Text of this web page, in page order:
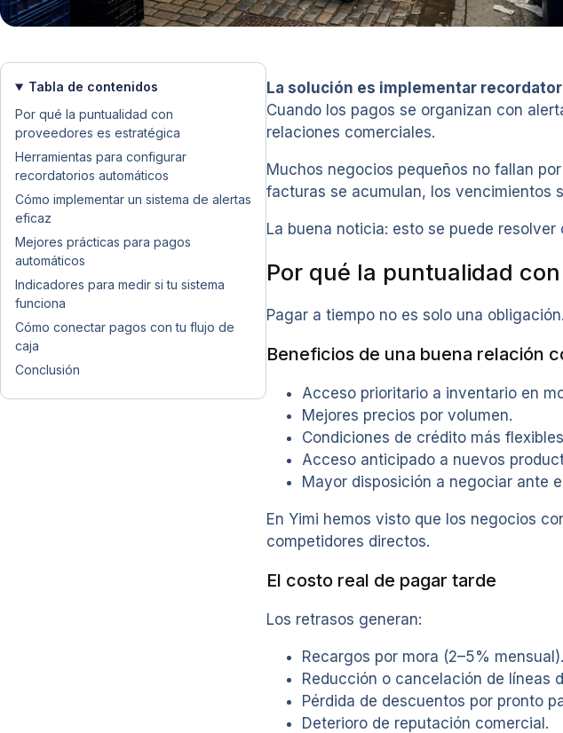
Tabla de contenidos
Por qué la puntualidad con
proveedores es estratégica
Herramientas para configurar
recordatorios automáticos
Cómo implementar un sistema de alertas
eficaz
Mejores prácticas para pagos
automáticos
Indicadores para medir si tu sistema
funciona
Cómo conectar pagos con tu flujo de
caja
Conclusión
La solución es implementar
Cuando los pagos se organizan con
relaciones comerciales.
Muchos negocios pequeños no fallan
facturas se acumulan, los vencimientos
La buena noticia: esto se puede
Por qué la puntualidad
Pagar a tiempo no es solo una
Beneficios de una buena relación
Acceso prioritario a inventario en
Mejores precios por volumen.
Condiciones de crédito más
Acceso anticipado a nuevos
Mayor disposición a negociar ante
En Yimi hemos visto que los negocios
competidores directos.
El costo real de pagar tarde
Los retrasos generan:
Recargos por mora (2–5% mensual).
Reducción o cancelación de líneas
Pérdida de descuentos por pronto
Deterioro de reputación comercial.